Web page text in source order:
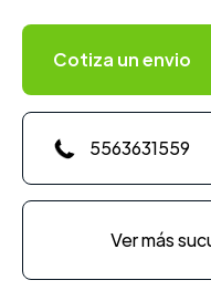
Cotiza un envio
5563631559
Ver más